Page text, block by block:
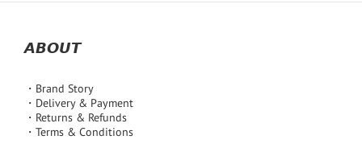
𝘼𝘽𝙊𝙐𝙏
・Brand Story
・Delivery & Payment
・Returns & Refunds
・Terms & Conditions